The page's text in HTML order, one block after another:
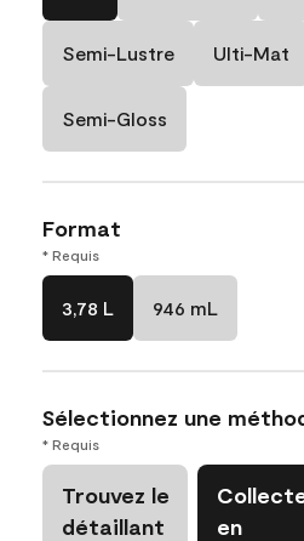
Semi-Lustre Ulti-Mat
Semi-Gloss
Format
* Requis
3,78 L 946 mL
Sélectionnez une
* Requis
Trouvez le
détaillant
en